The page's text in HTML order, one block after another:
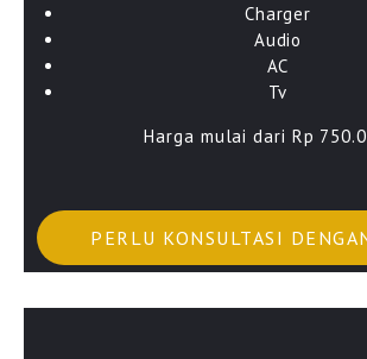
Charger
Audio
AC
Tv
Harga mulai dari Rp
PERLU KONSULTASI